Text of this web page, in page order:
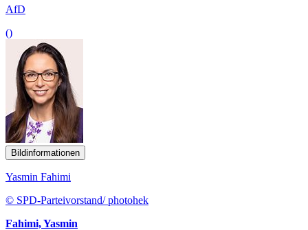
AfD
()
Bildinformationen
Yasmin Fahimi
© SPD-Parteivorstand/ photohek
Fahimi, Yasmin